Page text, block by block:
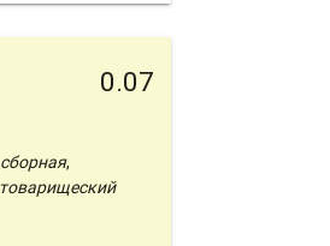
0.07
сборная,
товарищеский